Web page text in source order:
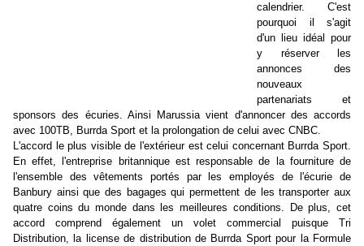
calendrier. C'est
pourquoi il s'agit
d'un lieu idéal pour
y réserver les
annonces des
nouveaux
partenariats et
sponsors des écuries. Ainsi Marussia vient d'annoncer des accords
avec 100TB, Burrda Sport et la prolongation de celui avec CNBC.
L'accord le plus visible de l'extérieur est celui concernant Burrda Sport.
En effet, l'entreprise britannique est responsable de la fourniture de
l'ensemble des vêtements portés par les employés de l'écurie de
Banbury ainsi que des bagages qui permettent de les transporter aux
quatre coins du monde dans les meilleures conditions. De plus, cet
accord comprend également un volet commercial puisque Tri
Distribution, la license de distribution de Burrda Sport pour la Formule